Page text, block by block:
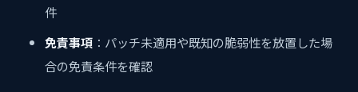
件
免責事項 ：パッチ未適用や既知の脆弱性を放置した場
合の免責条件を確認